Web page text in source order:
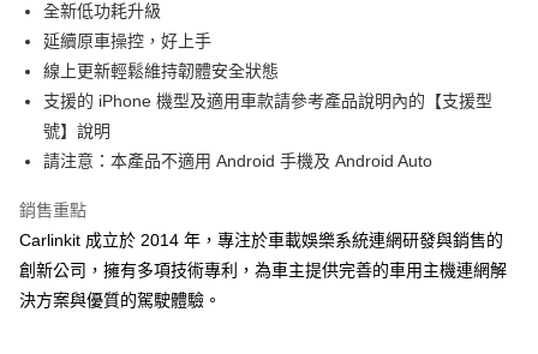
全盈+PAY
大哥付你分期
相關說明
【大哥付你分期使用說明】
1.本服務由台灣大哥大提供，台灣大哥大用戶可立即使用無須另外申請。
流程，驗證手機門號後，選擇欲分期的期數、繳款截止日，確認付款後即完
成交易。
3.實際核准額度、可分期數及費用金額請依後續交易確認頁面所載為準。
4.訂單成立30分鐘內，如未前往確認交易或遇審核未通過，訂單將自動取
消。如遇「轉專審核」未通過狀況，表示未達大哥付你分期系統評分，恕無
法說明評估內容。
AFTEE先享後付
【關於「AFTEE先享後付」】
AFTEE先享後付是「在收到商品之後才付款」的支付方式。 讓您購物簡單
便利好安心！
１．簡單：不需註冊會員、不需綁卡、不需儲值。
２．便利：只要手機號碼，簡訊認證，即可結帳。
運送方式
全新低功耗升級
延續原車操控，好上手
線上更新輕鬆維持韌體安全狀態
支援的 iPhone 機型及適用車款請參考產品說明內的【支援型
號】說明
請注意：本產品不適用 Android 手機及 Android Auto
銷售重點
Carlinkit 成立於 2014 年，專注於車載娛樂系統連網研發與銷售的
創新公司，擁有多項技術專利，為車主提供完善的車用主機連網解
決方案與優質的駕駛體驗。